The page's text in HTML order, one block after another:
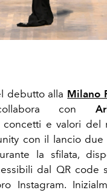
debutto alla Milano
con
concetti e valori del
con il lancio due
la sfilata,
dal QR code
Instagram.